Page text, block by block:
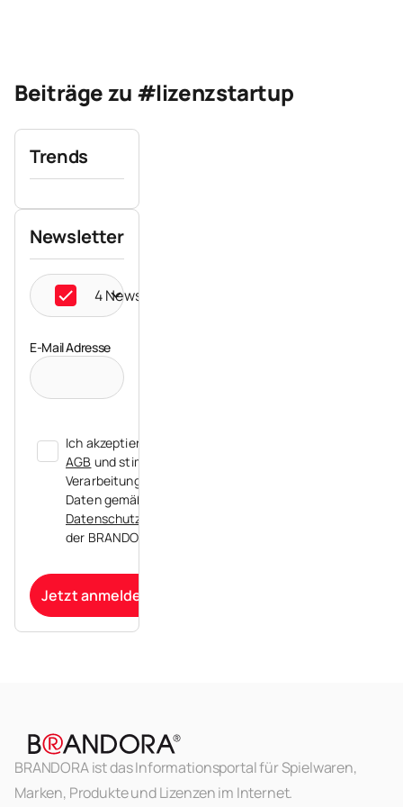
Beiträge zu #lizenzstartup
Trends
Newsletter
4 Newsletter ausgewählt
E-Mail Adresse
Ich akzeptiere die
AGB und stimme der
Verarbeitung meiner
Daten gemäß der
Datenschutzerklärung
der BRANDORA zu.
Jetzt anmelden
BRANDORA ist das Informationsportal für Spielwaren,
Marken, Produkte und Lizenzen im Internet.